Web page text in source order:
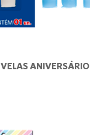
VELAS ANIVERSÁRIO